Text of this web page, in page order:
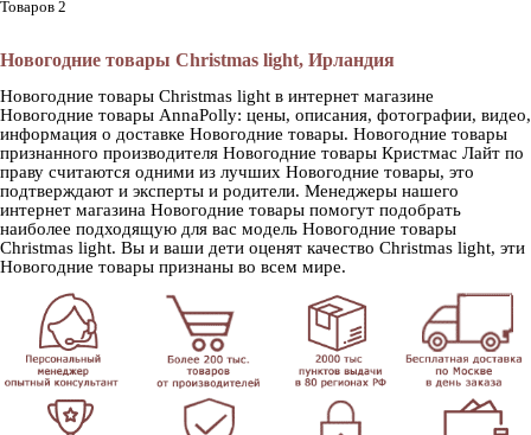
Товаров 2
Новогодние товары Christmas light, Ирландия
Новогодние товары Christmas light в интернет магазине
Новогодние товары AnnaPolly: цены, описания, фотографии, видео,
информация о доставке Новогодние товары. Новогодние товары
признанного производителя Новогодние товары Кристмас Лайт по
праву считаются одними из лучших Новогодние товары, это
подтверждают и эксперты и родители. Менеджеры нашего
интернет магазина Новогодние товары помогут подобрать
наиболее подходящую для вас модель Новогодние товары
Christmas light. Вы и ваши дети оценят качество Christmas light, эти
Новогодние товары признаны во всем мире.